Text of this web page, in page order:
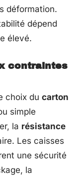
déformation.
dépend
élevé.
contraintes
choix du carton
simple
la résistance
Les caisses
une sécurité
la